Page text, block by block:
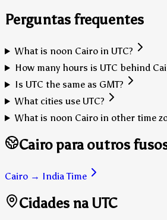
Perguntas frequentes
What is noon Cairo in UTC?
How many hours is UTC behind
Is UTC the same as GMT?
What cities use UTC?
What is noon Cairo in other time
Cairo para outros
Cairo → India Time
Cidades na UTC